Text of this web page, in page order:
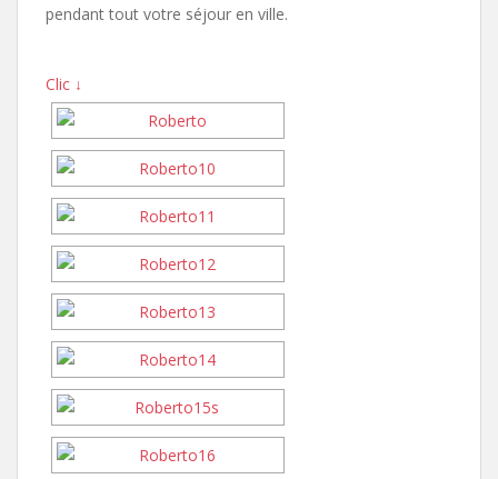
pendant tout votre séjour en ville.
Clic ↓